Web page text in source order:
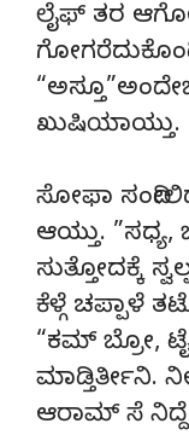
ಲೈಫ್ ತರ
ಖುಷಿಯಾಯ್ತು.
ಸೋಫಾ
ಆಯ್ತು.
ಸುತ್ತೋದಕ್ಕೆ
ಕೆಳ್ಗೆ ಚಪ್ಪಾಳೆ
“ಕಮ್ ಬ್ರೋ,
ಮಾಡ್ತಿರ್ತೀನಿ.
ಆರಾಮ್ ಸೆ